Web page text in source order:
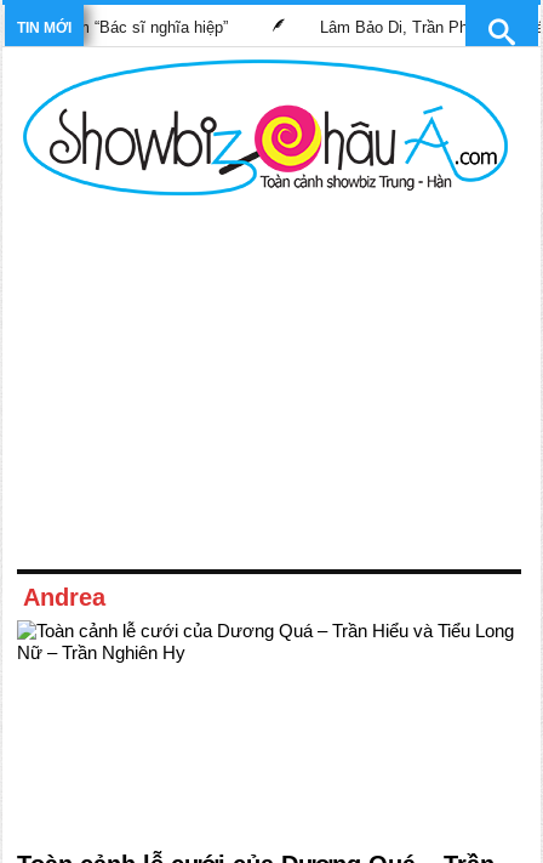
TIN MỚI
phim “Bác sĩ nghĩa hiệp” Lâm Bảo Di, Trần Pháp Dung tái
Andrea